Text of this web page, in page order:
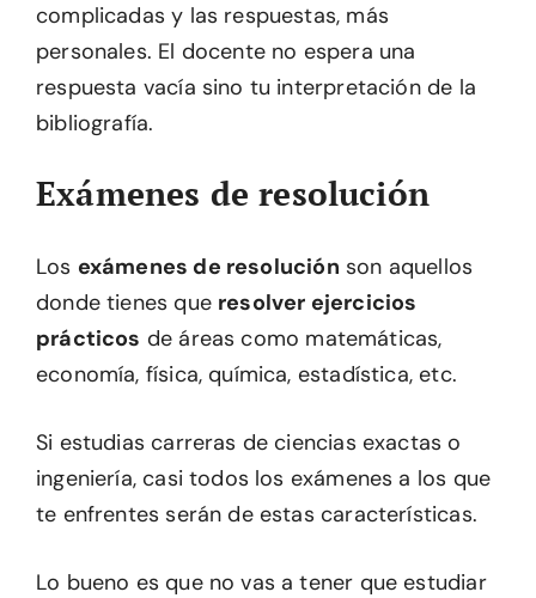
complicadas y las respuestas, más
personales. El docente no espera una
respuesta vacía sino tu interpretación de la
bibliografía.
Exámenes de resolución
Los exámenes de resolución son aquellos
donde tienes que resolver ejercicios
prácticos de áreas como matemáticas,
economía, física, química, estadística, etc.
Si estudias carreras de ciencias exactas o
ingeniería, casi todos los exámenes a los que
te enfrentes serán de estas características.
Lo bueno es que no vas a tener que estudiar